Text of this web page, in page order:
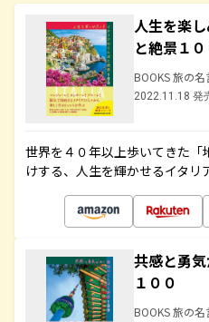
人生を楽
と絶景１０
BOOKS 旅の
2022.11.18 発
世界を４０年以上歩いてきた
けする、人生を輝かせるイタリ
共感と勇
１００
BOOKS 旅の